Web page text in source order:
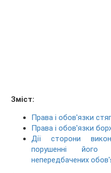
Зміст:
Права і обов'язки
Права і обов'язки
Дії сторони
порушенні
непередбачених